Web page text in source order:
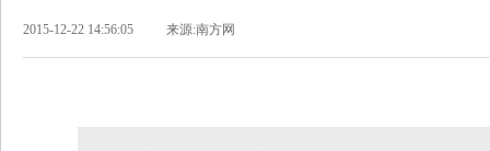
2015-12-22 14:56:05 来源:​南方网